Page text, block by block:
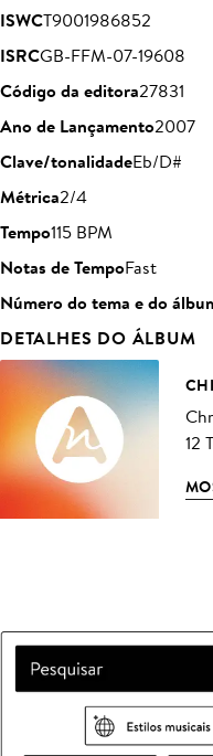
ISWCT9001986852
ISRCGB-FFM-07-19608
Código da editora27831
Ano de Lançamento2007
Clave/tonalidadeEb/D#
Métrica2/4
Tempo115 BPM
Notas de TempoFast
Número do tema e do
DETALHES DO ÁLBUM
12